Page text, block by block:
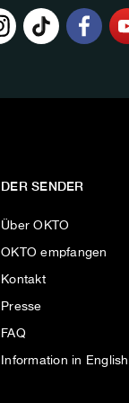
DER SENDER
Über OKTO
OKTO empfangen
Kontakt
Presse
FAQ
Information in English